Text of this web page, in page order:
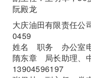
阮殿龙
大庆油田有限责任公
0459
姓名 职务 办公室
隋东章 局长助理、
13904596197